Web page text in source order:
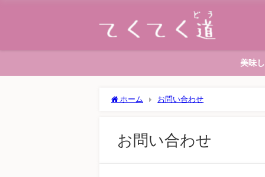
美味
ホーム お問い合わせ
お問い合わせ